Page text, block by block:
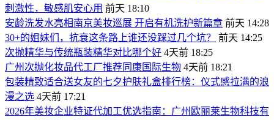
刺激性，敏感肌安心用 前天 18:10
安龄洗发水亮相南京美妆巡展 开启有机洗护新篇章 前天 14:28
30+的姐妹们，抗衰这条路上谁还没踩过几个坑？
前天 14:25
次抛精华与传统瓶装精华对比哪个好 4天前 18:25
广州次抛化妆品代工厂推荐同康国际生物 4天前 18:21
包装精致适合送女友的七夕护肤礼盒排行榜：仪式感拉满的浪
漫之选 4天前 17:21
2026年美妆企业特证代加工优选指南：广州欧丽莱生物科技有